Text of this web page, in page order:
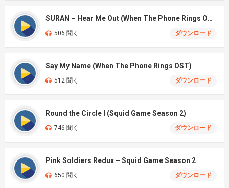
SURAN – Hear Me Out (When The Phone Rings OST)
506 聞く ダウンロード
Say My Name (When The Phone Rings OST)
512 聞く ダウンロード
Round the Circle I (Squid Game Season 2)
746 聞く ダウンロード
Pink Soldiers Redux – Squid Game Season 2
650 聞く ダウンロード